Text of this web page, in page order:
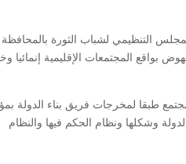
التنظيمي لشباب الثورة بالمحافظة
بواقع المجتمعات الإقليمية إنمائيا
طبقا لمخرجات فريق بناء الدولة
وشكلها ونظام الحكم فيها والنظام